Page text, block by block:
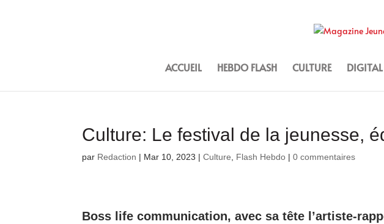
ACCUEIL HEBDO FLASH CULTURE DIGITAL
Culture: Le festival de la jeunesse,
par Redaction | Mar 10, 2023 |Culture Flash Hebdo |0 commentaires
Boss life communication, avec sa tête l’artiste-